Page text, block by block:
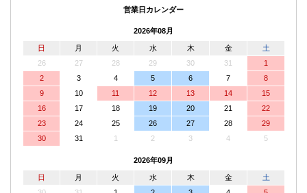
営業日カレンダー
2026年08月
日 月 火 水 木 金
土
26
27 28 29 30 31
1
2
3 4 5 6 7
8
9
10 11 12 13 14
15
16
17 18 19 20 21
22
23
24 25 26 27 28
29
30
31 1 2 3 4 5
2026年09月
日 月 火 水 木 金
土